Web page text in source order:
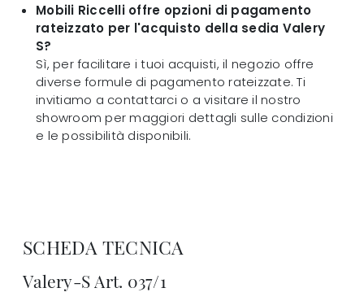
Mobili Riccelli offre opzioni di pagamento
rateizzato per l'acquisto della sedia Valery
S?
Sì, per facilitare i tuoi acquisti, il negozio offre
diverse formule di pagamento rateizzate. Ti
invitiamo a contattarci o a visitare il nostro
showroom per maggiori dettagli sulle condizioni
e le possibilità disponibili.
SCHEDA TECNICA
Valery-S Art. 037/1